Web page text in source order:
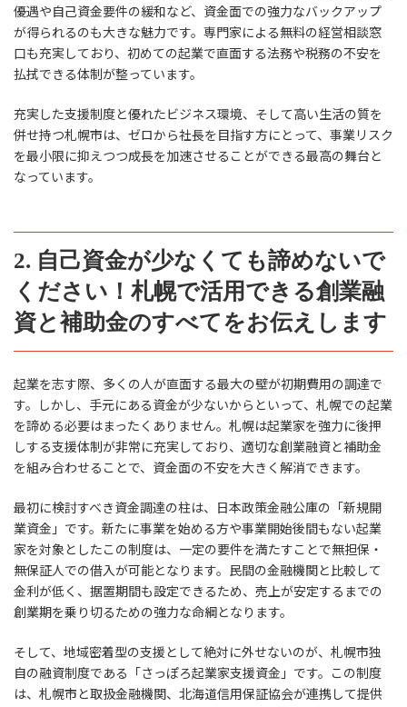
優遇や自己資金要件の緩和など、資金面での強力なバックアップ
が得られるのも大きな魅力です。専門家による無料の経営相談窓
口も充実しており、初めての起業で直面する法務や税務の不安を
払拭できる体制が整っています。
充実した支援制度と優れたビジネス環境、そして高い生活の質を
併せ持つ札幌市は、ゼロから社長を目指す方にとって、事業リスク
を最小限に抑えつつ成長を加速させることができる最高の舞台と
なっています。
2. 自己資金が少なくても諦めないで
ください！札幌で活用できる創業融
資と補助金のすべてをお伝えします
起業を志す際、多くの人が直面する最大の壁が初期費用の調達で
す。しかし、手元にある資金が少ないからといって、札幌での起業
を諦める必要はまったくありません。札幌は起業家を強力に後押
しする支援体制が非常に充実しており、適切な創業融資と補助金
を組み合わせることで、資金面の不安を大きく解消できます。
最初に検討すべき資金調達の柱は、日本政策金融公庫の「新規開
業資金」です。新たに事業を始める方や事業開始後間もない起業
家を対象としたこの制度は、一定の要件を満たすことで無担保・
無保証人での借入が可能となります。民間の金融機関と比較して
金利が低く、据置期間も設定できるため、売上が安定するまでの
創業期を乗り切るための強力な命綱となります。
そして、地域密着型の支援として絶対に外せないのが、札幌市独
自の融資制度である「さっぽろ起業家支援資金」です。この制度
は、札幌市と取扱金融機関、北海道信用保証協会が連携して提供